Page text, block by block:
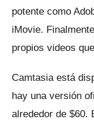
potente como
iMovie.
propios videos
Camtasia está
hay una versión
alrededor de $60.